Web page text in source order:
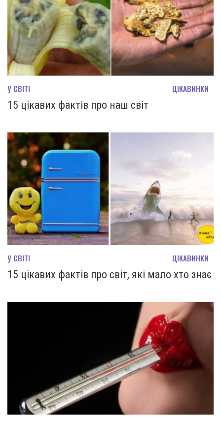
У СВІТІ ЦІКАВИНКИ
15 цікавих фактів про наш світ
У СВІТІ ЦІКАВИНКИ
15 цікавих фактів про світ, які мало хто знає